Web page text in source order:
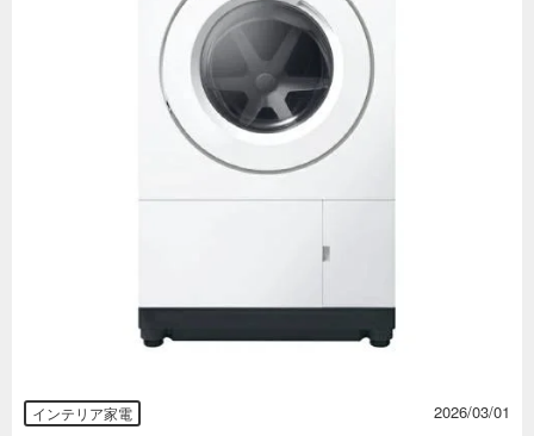
インテリア家電 2026/03/01